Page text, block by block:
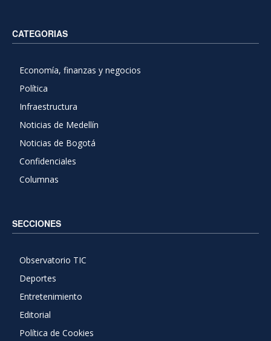
CATEGORIAS
Economía, finanzas y negocios
Política
Infraestructura
Noticias de Medellín
Noticias de Bogotá
Confidenciales
Columnas
SECCIONES
Observatorio TIC
Deportes
Entretenimiento
Editorial
Política de Cookies